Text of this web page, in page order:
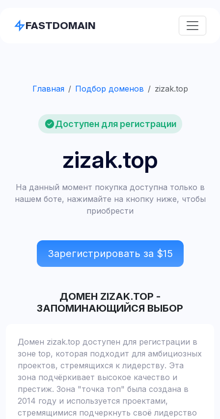
FASTDOMAIN
Главная Подбор доменов zizak.top
Доступен для регистрации
zizak.top
На данный момент покупка доступна только в
нашем боте, нажимайте на кнопку ниже, чтобы
приобрести
Зарегистрировать за $15
ДОМЕН ZIZAK.TOP -
ЗАПОМИНАЮЩИЙСЯ ВЫБОР
Домен zizak.top доступен для регистрации в
зоне top, которая подходит для амбициозных
проектов, стремящихся к лидерству. Эта
зона подчёркивает высокое качество и
престиж. Зона "точка топ" была создана в
2014 году и используется проектами,
стремящимися подчеркнуть своё лидерство